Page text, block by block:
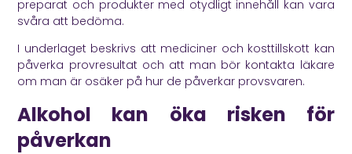
preparat och produkter med otydligt innehåll kan vara
svåra att bedöma.
I underlaget beskrivs att mediciner och kosttillskott kan
påverka provresultat och att man bör kontakta läkare
om man är osäker på hur de påverkar provsvaren.
Alkohol kan öka risken för
påverkan